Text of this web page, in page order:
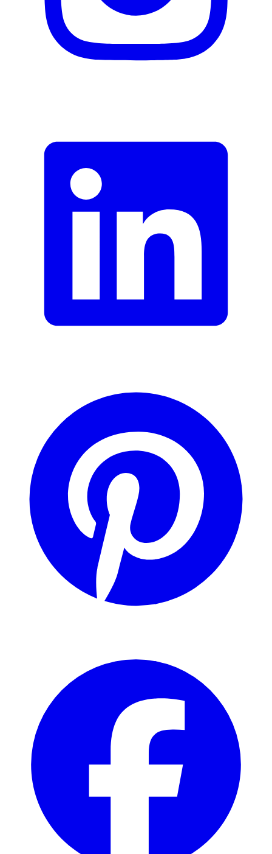
Herstellername
Phytopharma
Herstellernummer
Herstellergarantie
Garantieinformationen
Phytopharma
E-Mail-Adresse (optional)
Formular schliessen
Falsche Daten melden